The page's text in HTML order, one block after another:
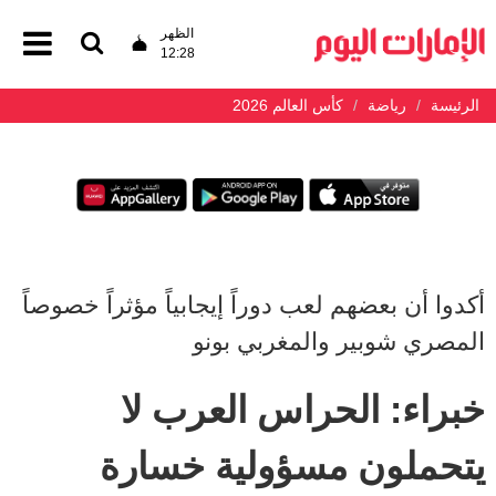
الظهر
12:28
الرئيسة رياضة كأس العالم 2026
أكدوا أن بعضهم لعب دوراً إيجابياً مؤثراً خصوصاً
المصري شوبير والمغربي بونو
خبراء: الحراس العرب لا
يتحملون مسؤولية خسارة